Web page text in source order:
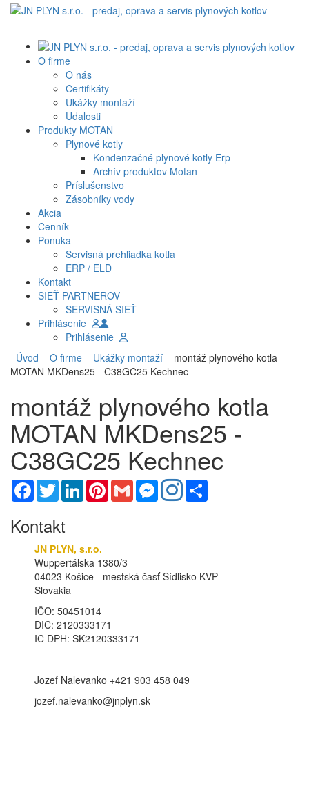
O firme
O nás
Certifikáty
Ukážky montaží
Udalosti
Produkty MOTAN
Plynové kotly
Kondenzačné plynové kotly Erp
Archív produktov Motan
Príslušenstvo
Zásobníky vody
Akcia
Cenník
Ponuka
Servisná prehliadka kotla
ERP / ELD
Kontakt
SIEŤ PARTNEROV
SERVISNÁ SIEŤ
Prihlásenie
Prihlásenie
Úvod
O firme Ukážky montaží
montáž plynového kotla
MOTAN MKDens25 - C38GC25 Kechnec
montáž plynového kotla
MOTAN MKDens25 -
C38GC25 Kechnec
Facebook
TwitterLinkedInPinterestGmail Messenger
Kontakt
JN PLYN, s.r.o.
Wuppertálska 1380/3
04023 Košice - mestská časť Sídlisko KVP
Slovakia
IČO: 50451014
DIČ: 2120333171
IČ DPH: SK2120333171
Jozef Nalevanko +421 903 458 049
jozef.nalevanko@jnplyn.sk